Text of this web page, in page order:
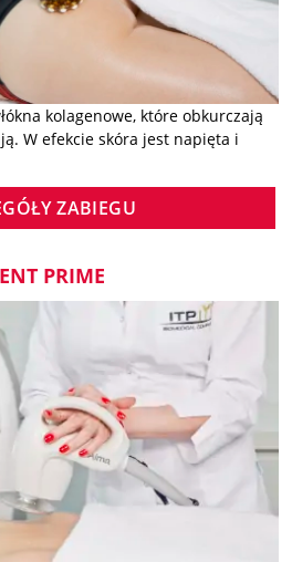
kolagenowe, które obkurczają
W efekcie skóra jest napięta i
ZABIEGU
PRIME